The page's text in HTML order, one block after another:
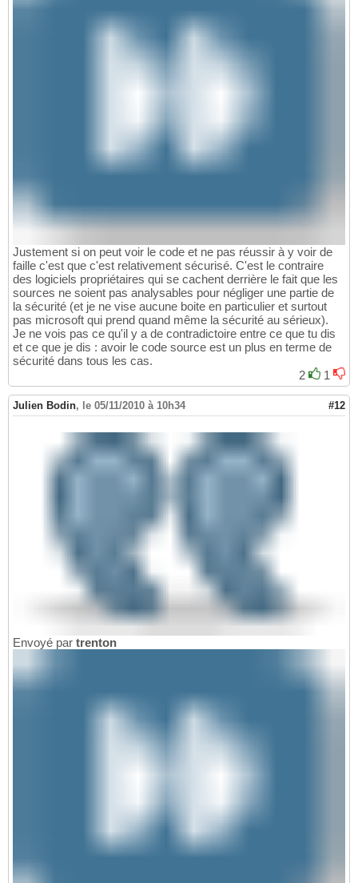
Justement si on peut voir le code et ne pas réussir à y voir de
faille c'est que c'est relativement sécurisé. C'est le contraire
des logiciels propriétaires qui se cachent derrière le fait que les
sources ne soient pas analysables pour négliger une partie de
la sécurité (et je ne vise aucune boite en particulier et surtout
pas microsoft qui prend quand même la sécurité au sérieux).
Je ne vois pas ce qu'il y a de contradictoire entre ce que tu dis
et ce que je dis : avoir le code source est un plus en terme de
sécurité dans tous les cas.
2
1
Julien Bodin, le 05/11/2010 à 10h34 #12
Envoyé par trenton